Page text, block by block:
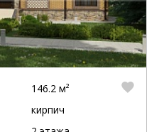
146.2 м²
кирпич